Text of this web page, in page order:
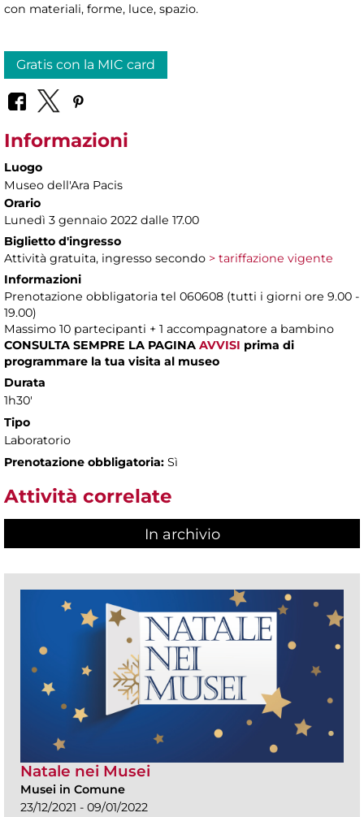
con materiali, forme, luce, spazio.
Gratis con la MIC card
Informazioni
Luogo
Museo dell'Ara Pacis
Orario
Lunedì 3 gennaio 2022 dalle 17.00
Biglietto d'ingresso
Attività gratuita, ingresso secondo > tariffazione vigente
Informazioni
Prenotazione obbligatoria tel 060608 (tutti i giorni ore 9.00 -
19.00)
Massimo 10 partecipanti + 1 accompagnatore a bambino
CONSULTA SEMPRE LA PAGINA AVVISI prima di
programmare la tua visita al museo
Durata
1h30'
Tipo
Laboratorio
Prenotazione obbligatoria: Sì
Attività correlate
In archivio
Natale nei Musei
Musei in Comune
23/12/2021 - 09/01/2022